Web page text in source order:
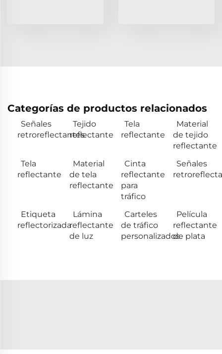
Categorías de productos relacionados
Señales
retroreflectantes
Tejido
reflectante
Tela
reflectante
Material
de tejido
reflectante
Tela
reflectante
Material
de tela
reflectante
Cinta
reflectante
para
tráfico
Señales
Etiqueta
reflectorizada
Lámina
reflectante
de luz
Carteles
de tráfico
personalizados
Película
reflectante
de plata